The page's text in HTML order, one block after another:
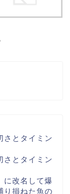
さとタイミン
さとタイミン
に改名して爆
り損ねた魚の